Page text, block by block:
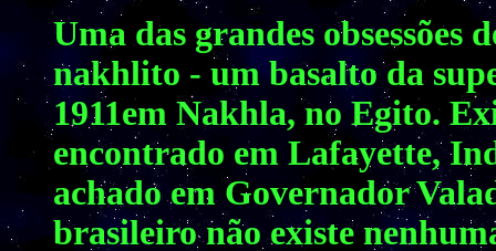
Uma das grandes obsessões
nakhlito - um basalto da
1911em Nakhla, no Egito.
encontrado em Lafayette,
achado em Governador
brasileiro não existe